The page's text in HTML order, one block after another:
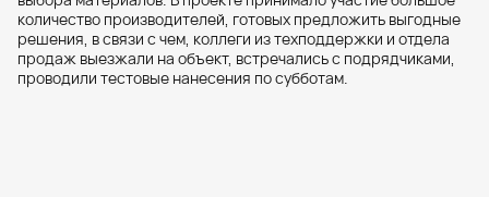
количество производителей, готовых предложить выгодные
решения, в связи с чем, коллеги из техподдержки и отдела
продаж выезжали на объект, встречались с подрядчиками,
проводили тестовые нанесения по субботам.